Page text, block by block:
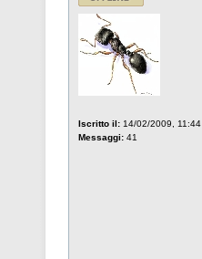
Iscritto il: 14/02/2009, 11:44
Messaggi: 41